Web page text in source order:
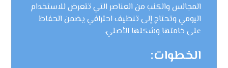
المجالس والكنب من العناصر التي تتعرض للاستخدام
اليومي وتحتاج إلى تنظيف احترافي يضمن الحفاظ
على خامتها وشكلها الأصلي.
الخطوات: